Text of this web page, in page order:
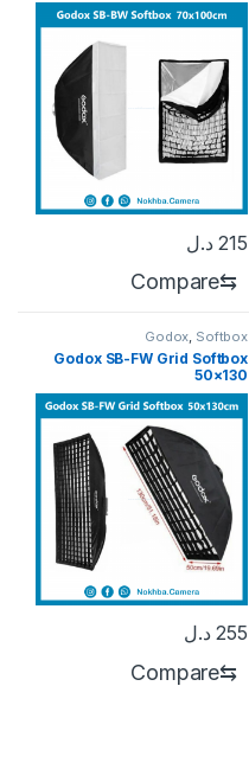
215 د.ل
⇆
Compare
Godox, Softbox
Godox SB-FW Grid Softbox
50×130
255 د.ل
⇆
Compare